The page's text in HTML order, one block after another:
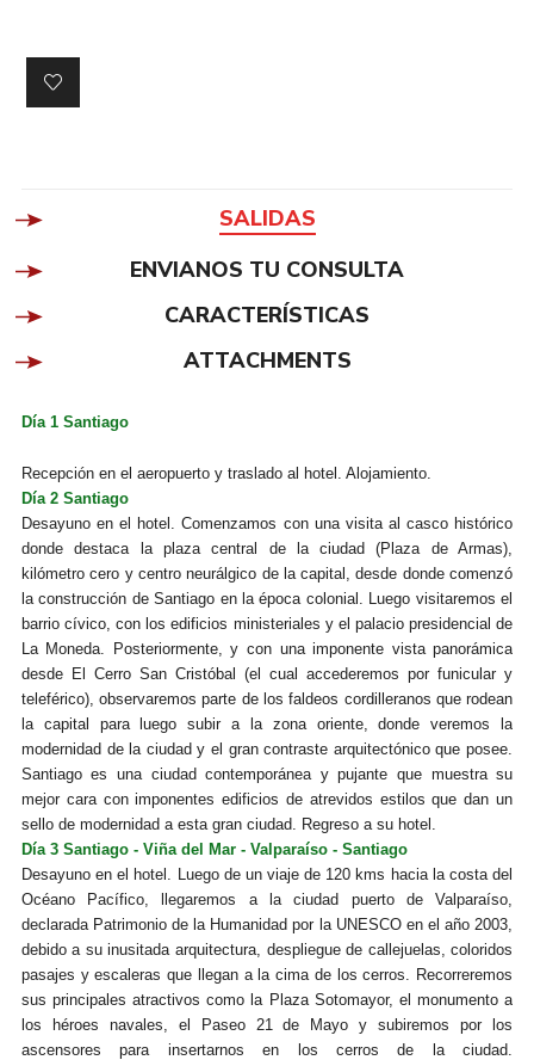
SALIDAS
ENVIANOS TU CONSULTA
CARACTERÍSTICAS
ATTACHMENTS
Día 1 Santiago
Recepción en el aeropuerto y traslado al hotel. Alojamiento.
Día 2 Santiago
Desayuno en el hotel. Comenzamos con una visita al casco histórico
donde destaca la plaza central de la ciudad (Plaza de Armas),
kilómetro cero y centro neurálgico de la capital, desde donde comenzó
la construcción de Santiago en la época colonial. Luego visitaremos el
barrio cívico, con los edificios ministeriales y el palacio presidencial de
La Moneda. Posteriormente, y con una imponente vista panorámica
desde El Cerro San Cristóbal (el cual accederemos por funicular y
teleférico), observaremos parte de los faldeos cordilleranos que rodean
la capital para luego subir a la zona oriente, donde veremos la
modernidad de la ciudad y el gran contraste arquitectónico que posee.
Santiago es una ciudad contemporánea y pujante que muestra su
mejor cara con imponentes edificios de atrevidos estilos que dan un
sello de modernidad a esta gran ciudad. Regreso a su hotel.
Día 3 Santiago - Viña del Mar - Valparaíso - Santiago
Desayuno en el hotel. Luego de un viaje de 120 kms hacia la costa del
Océano Pacífico, llegaremos a la ciudad puerto de Valparaíso,
declarada Patrimonio de la Humanidad por la UNESCO en el año 2003,
debido a su inusitada arquitectura, despliegue de callejuelas, coloridos
pasajes y escaleras que llegan a la cima de los cerros. Recorreremos
sus principales atractivos como la Plaza Sotomayor, el monumento a
los héroes navales, el Paseo 21 de Mayo y subiremos por los
ascensores para insertarnos en los cerros de la ciudad.